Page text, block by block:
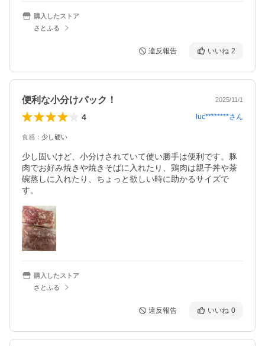
購入したストア
さとふる
違反報告 いいね 2
便利な小分けパック！ 2025/11/1
4 luc********さん
食感 ： 少し硬い
少し固いけど、小分けされていて使い勝手は便利です。豚
肉でお好み焼きや焼きそばに入れたり、鶏肉は親子丼や茶
碗蒸しに入れたり、ちょっと欲しい時に助かるサイズで
す。
購入したストア
さとふる
違反報告 いいね 0